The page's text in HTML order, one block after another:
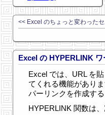
<< Excel のちょっと変わった
Excel の HYPERLINK
Excel では、URL を
てくれる機能があり
パーリンクを作成する
HYPERLINK 関数は